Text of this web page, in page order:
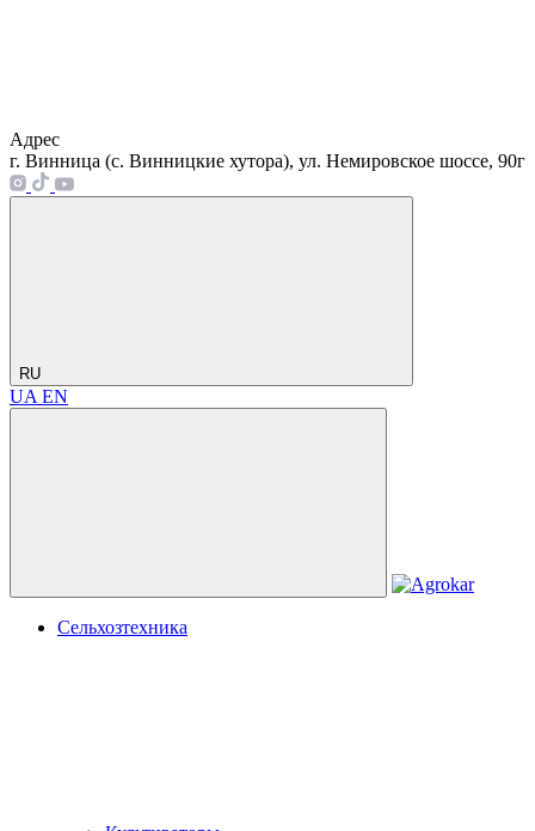
Адрес
г. Винница (с. Винницкие хутора), ул. Немировское шоссе, 90г
RU
UA EN
Сельхозтехника